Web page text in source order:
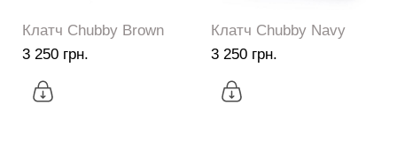
Клатч Chubby Brown
3 250 грн.
Клатч Chubby Navy
3 250 грн.